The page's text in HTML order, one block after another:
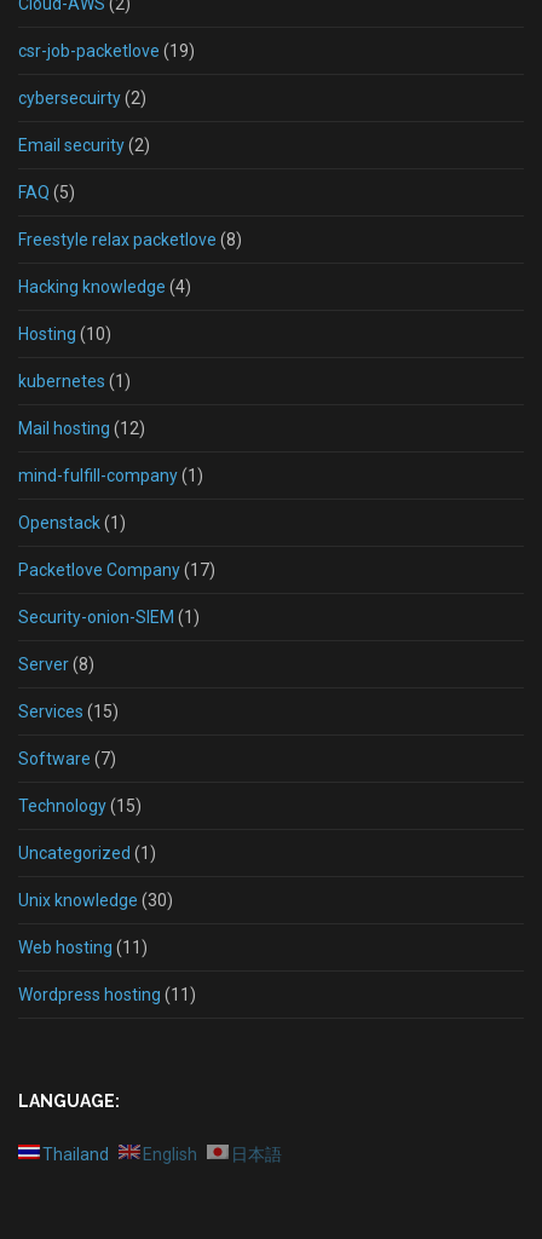
csr-job-packetlove (19)
cybersecuirty(2)
Email security(2)
FAQ (5)
Freestyle relax packetlove (8)
Hacking knowledge (4)
Hosting (10)
kubernetes (1)
Mail hosting (12)
mind-fulfill-company(1)
Openstack(1)
Packetlove Company(17)
Security-onion-SIEM (1)
Server(8)
Services (15)
Software (7)
Technology(15)
Uncategorized (1)
Unix knowledge (30)
Web hosting (11)
Wordpress hosting (11)
LANGUAGE:
Thailand English 日本語